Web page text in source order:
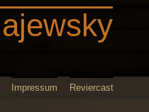
Impressum Reviercast